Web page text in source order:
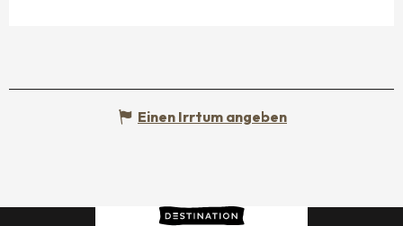
Einen Irrtum angeben